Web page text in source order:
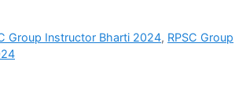
Group Instructor Bharti 2024, RPSC Group